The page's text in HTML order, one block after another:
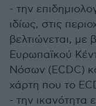
- την
ιδίως, στις
βελτιώνεται,
Ευρωπαϊκού
Νόσων (ECDC)
χάρτη που το
- την ικανότητα